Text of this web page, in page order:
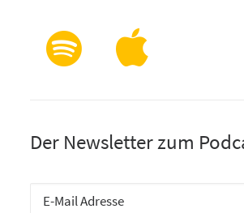
Der Newsletter zum